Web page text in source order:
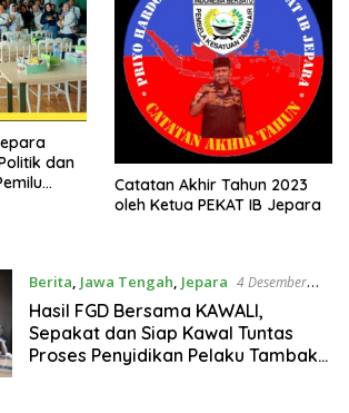
dan
Catatan Akhir Tahun 2023
oleh Ketua PEKAT IB Jepara
Berita, Jawa Tengah, Jepara 4 Desember
2023
Hasil FGD Bersama KAWALI,
Sepakat dan Siap Kawal Tuntas
Proses Penyidikan Pelaku Tambak